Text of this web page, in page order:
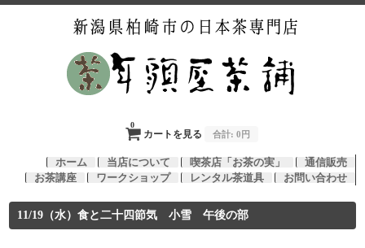
カートを見る
0
合計: 0円
ホーム 当店について 喫茶店「お茶の実」
通信販売
お茶講座
ワークショップ レンタル茶道具 お問い合わせ
11/19（水）食と二十四節気 小雪 午後の部